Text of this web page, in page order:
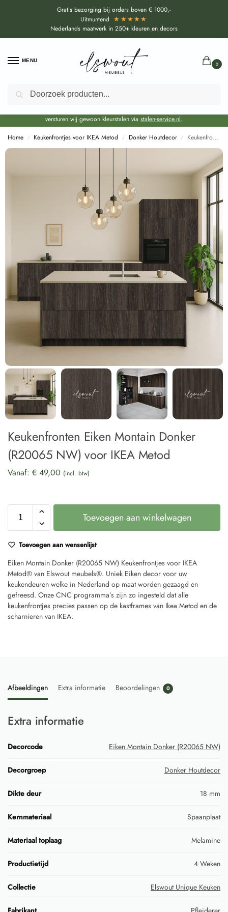
Gratis bezorging bij orders boven € 1000,-
Uitmuntend ★★★★★
Nederlands maatwerk in 250+ kleuren en decors
MENU
0
Door de bouwvakperiode geldt voor alle collecties momenteel een EXTRA
levertijd van circa 3-4 weken bovenop de reguliere levertijd.
versturen wij gewoon kleurstalen via stalen-service.nl.
Home / Keukenfrontjes voor IKEA Metod / Donker Houtdecor / Keukenfronten Eiken Montain Donker (R20065 NW) voor IKEA Metod
Keukenfronten Eiken Montain Donker
(R20065 NW) voor IKEA Metod
Vanaf: € 49,00 (incl. btw)
Toevoegen aan winkelwagen
Toevoegen aan wensenlijst
Eiken Montain Donker (R20065 NW) Keukenfrontjes voor IKEA
Metod® van Elswout meubels®. Uniek Eiken decor voor uw
keukendeuren welke in Nederland op maat worden gezaagd en
gefreesd. Onze CNC programma’s zijn zo ingesteld dat alle
keukenfrontjes precies passen op de kastframes van Ikea Metod en de
scharnieren van IKEA.
Afbeeldingen Extra informatie Beoordelingen 0
Extra informatie
Decorcode Eiken Montain Donker (R20065 NW)
Decorgroep Donker Houtdecor
Dikte deur 18 mm
Kernmateriaal Spaanplaat
Materiaal toplaag Melamine
Productietijd 4 Weken
Collectie Elswout Unique Keuken